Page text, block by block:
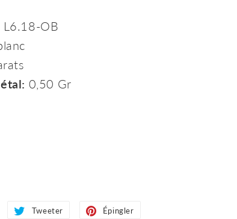
L6.18-OB
0,50 Gr
Partager
Tweeter
Tweeter
Épingler